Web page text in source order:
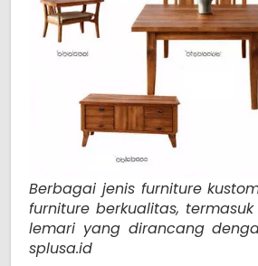
Berbagai jenis furniture
furniture berkualitas,
lemari yang dirancang
splusa.id